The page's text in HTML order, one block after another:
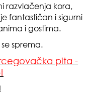
razvlačenja kora,
fantastičan i sigurni
i gostima.
sprema.
pita -